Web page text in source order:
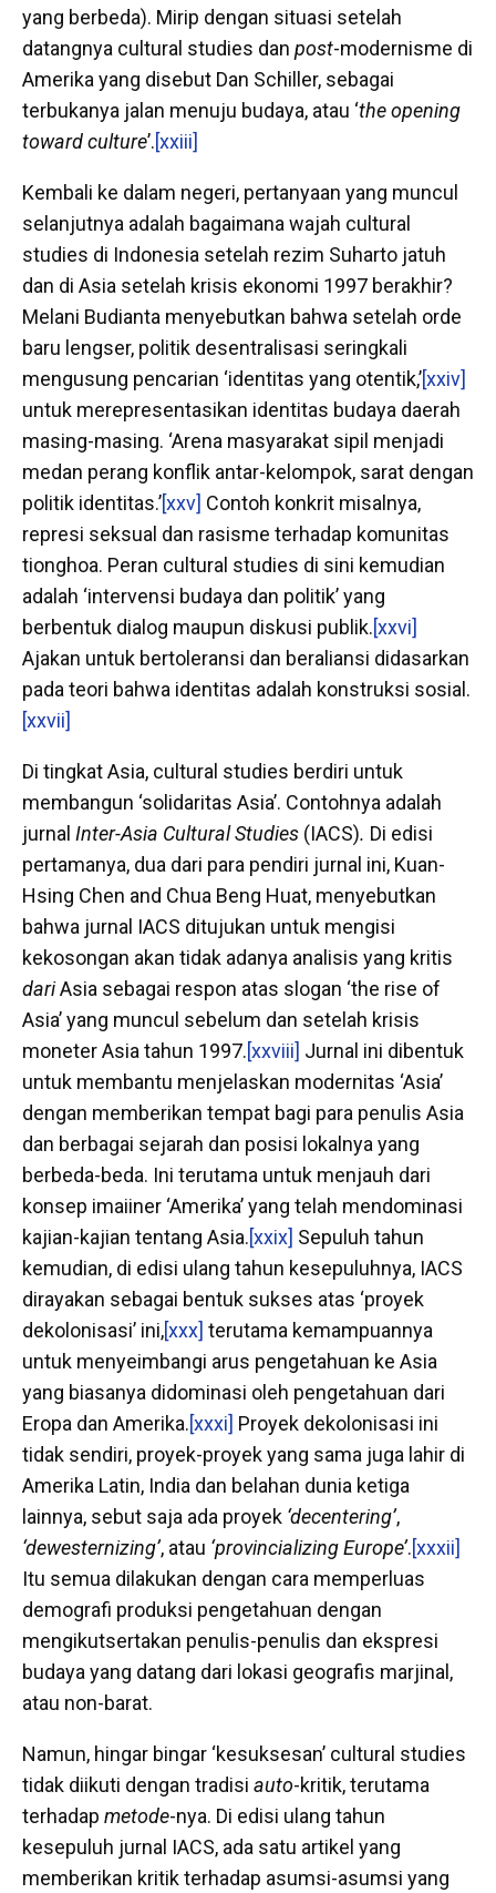
yang berbeda). Mirip dengan situasi setelah
datangnya cultural studies dan post-modernisme di
Amerika yang disebut Dan Schiller, sebagai
terbukanya jalan menuju budaya, atau ‘the opening
toward culture’.[xxiii]
Kembali ke dalam negeri, pertanyaan yang muncul
selanjutnya adalah bagaimana wajah cultural
studies di Indonesia setelah rezim Suharto jatuh
dan di Asia setelah krisis ekonomi 1997 berakhir?
Melani Budianta menyebutkan bahwa setelah orde
baru lengser, politik desentralisasi seringkali
mengusung pencarian ‘identitas yang otentik,’[xxiv]
untuk merepresentasikan identitas budaya daerah
masing-masing. ‘Arena masyarakat sipil menjadi
medan perang konflik antar-kelompok, sarat dengan
politik identitas.’[xxv] Contoh konkrit misalnya,
represi seksual dan rasisme terhadap komunitas
tionghoa. Peran cultural studies di sini kemudian
adalah ‘intervensi budaya dan politik’ yang
berbentuk dialog maupun diskusi publik.[xxvi]
Ajakan untuk bertoleransi dan beraliansi didasarkan
pada teori bahwa identitas adalah konstruksi sosial.
[xxvii]
Di tingkat Asia, cultural studies berdiri untuk
membangun ‘solidaritas Asia’. Contohnya adalah
jurnal Inter-Asia Cultural Studies (IACS). Di edisi
pertamanya, dua dari para pendiri jurnal ini, Kuan-
Hsing Chen and Chua Beng Huat, menyebutkan
bahwa jurnal IACS ditujukan untuk mengisi
kekosongan akan tidak adanya analisis yang kritis
dariAsia sebagai respon atas slogan ‘the rise of
Asia’ yang muncul sebelum dan setelah krisis
moneter Asia tahun 1997.[xxviii] Jurnal ini dibentuk
untuk membantu menjelaskan modernitas ‘Asia’
dengan memberikan tempat bagi para penulis Asia
dan berbagai sejarah dan posisi lokalnya yang
berbeda-beda. Ini terutama untuk menjauh dari
konsep imaiiner ‘Amerika’ yang telah mendominasi
kajian-kajian tentang Asia.[xxix] Sepuluh tahun
kemudian, di edisi ulang tahun kesepuluhnya, IACS
dirayakan sebagai bentuk sukses atas ‘proyek
dekolonisasi’ ini,[xxx] terutama kemampuannya
untuk menyeimbangi arus pengetahuan ke Asia
yang biasanya didominasi oleh pengetahuan dari
Eropa dan Amerika.[xxxi] Proyek dekolonisasi ini
tidak sendiri, proyek-proyek yang sama juga lahir di
Amerika Latin, India dan belahan dunia ketiga
lainnya, sebut saja ada proyek ‘decentering’,
‘dewesternizing’, atau ‘provincializing Europe’.[xxxii]
Itu semua dilakukan dengan cara memperluas
demografi produksi pengetahuan dengan
mengikutsertakan penulis-penulis dan ekspresi
budaya yang datang dari lokasi geografis marjinal,
atau non-barat.
Namun, hingar bingar ‘kesuksesan’ cultural studies
tidak diikuti dengan tradisi auto-kritik, terutama
terhadap metode-nya. Di edisi ulang tahun
kesepuluh jurnal IACS, ada satu artikel yang
memberikan kritik terhadap asumsi-asumsi yang